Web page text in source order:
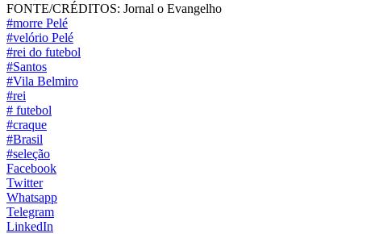
FONTE/CRÉDITOS: Jornal o Evangelho
#morre Pelé
#velório Pelé
#rei do futebol
#Santos
#Vila Belmiro
#rei
# futebol
#craque
#Brasil
#seleção
Facebook
Twitter
Whatsapp
Telegram
LinkedIn